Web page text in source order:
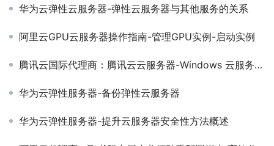
华为云弹性云服务器-弹性云服务器与其他服务的关系
阿里云GPU云服务器操作指南-管理GPU实例-启动实例
腾讯云国际代理商：腾讯云云服务器-Windows 云服务器配置弹性网卡
华为云弹性服务器-备份弹性云服务器
华为云弹性服务器-提升云服务器安全性方法概述